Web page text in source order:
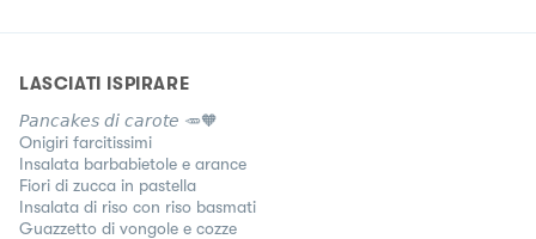
LASCIATI ISPIRARE
𝘗𝘢𝘯𝘤𝘢𝘬𝘦𝘴 𝘥𝘪 𝘤𝘢𝘳𝘰𝘵𝘦 🥕🧡
Onigiri farcitissimi
Insalata barbabietole e arance
Fiori di zucca in pastella
Insalata di riso con riso basmati
Guazzetto di vongole e cozze